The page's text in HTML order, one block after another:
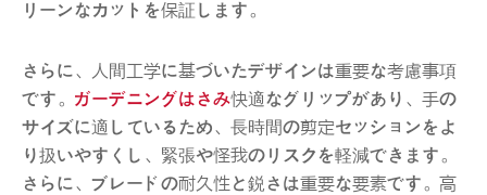
リーンなカットを保証します。
さらに、人間工学に基づいたデザインは重要な考慮事項
です。 ガーデニングはさみ快適なグリップがあり、手の
サイズに適しているため、長時間の剪定セッションをよ
り扱いやすくし、緊張や怪我のリスクを軽減できます。
さらに、ブレードの耐久性と鋭さは重要な要素です。高